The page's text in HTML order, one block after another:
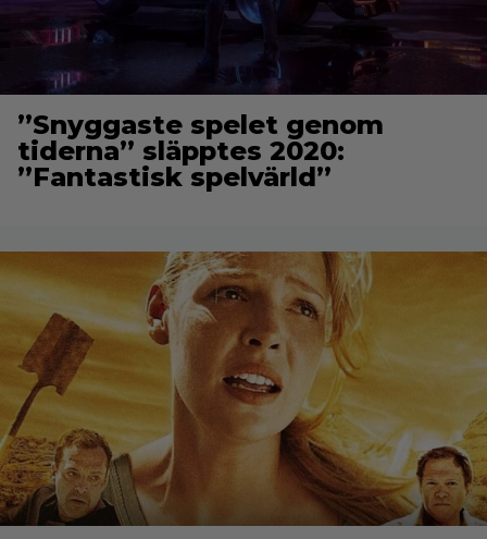
”Snyggaste spelet genom
tiderna” släpptes 2020:
”Fantastisk spelvärld”